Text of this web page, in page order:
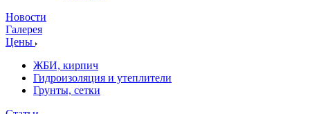
Новости
Галерея
Цены
ЖБИ, кирпич
Гидроизоляция и утеплители
Грунты, сетки